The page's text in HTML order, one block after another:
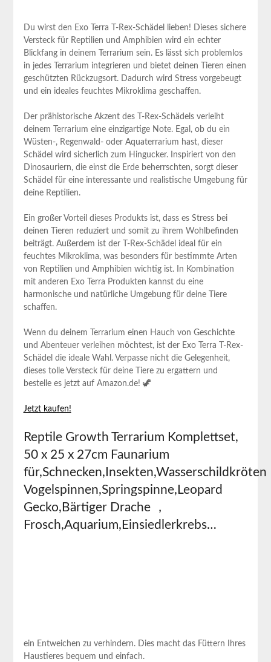
Du wirst den ​Exo Terra ⁤T-Rex-Schädel lieben! ⁤Dieses sichere
‍Versteck für Reptilien⁤ und Amphibien wird⁤ ein echter
Blickfang in deinem Terrarium sein. Es ‍lässt sich problemlos
in jedes ​Terrarium integrieren und bietet ⁤deinen⁢ Tieren einen
geschützten​ Rückzugsort. Dadurch wird ​Stress vorgebeugt
und ein ⁢ideales‌ feuchtes Mikroklima geschaffen.
Der prähistorische Akzent ‌des T-Rex-Schädels verleiht
deinem Terrarium eine‌ einzigartige Note. Egal, ob ‍du ein
Wüsten-, Regenwald- oder Aquaterrarium ⁤hast, dieser​
Schädel wird sicherlich zum Hingucker. Inspiriert von den
⁣Dinosauriern, die einst die Erde beherrschten, sorgt‌ dieser
Schädel für eine interessante ‌und realistische​ Umgebung für
deine​ Reptilien.
Ein großer Vorteil⁢ dieses Produkts ist, ⁢dass⁣ es Stress bei
deinen Tieren reduziert ⁣und ​somit zu ihrem Wohlbefinden
beiträgt.​ Außerdem ist​ der T-Rex-Schädel ideal für ein
feuchtes Mikroklima,‌ was besonders für⁣ bestimmte Arten
von Reptilien und ‌Amphibien wichtig ist. In ⁢Kombination
mit anderen Exo⁣ Terra Produkten ​kannst du eine
‌harmonische⁤ und natürliche Umgebung für deine Tiere⁢
schaffen.
Wenn du deinem Terrarium einen Hauch von Geschichte
und Abenteuer verleihen möchtest, ist der Exo Terra T-Rex-
Schädel die ideale Wahl. Verpasse​ nicht ⁣die Gelegenheit,
dieses tolle‌ Versteck für ‍deine Tiere zu‌ ergattern und
bestelle es jetzt ⁤auf Amazon.de! ⁤🦖
Jetzt kaufen!
Reptile Growth Terrarium Komplettset,
50 x 25 x 27cm Faunarium
für,Schnecken,Insekten,Wasserschildkröten
Vogelspinnen,Springspinne,Leopard
‍Gecko,Bärtiger Drache ，
Frosch,Aquarium,Einsiedlerkrebs…
ein Entweichen zu‌ verhindern. Dies macht⁣ das Füttern Ihres
Haustieres ⁤bequem und einfach.